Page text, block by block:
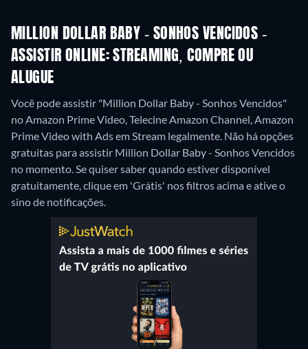
MILLION DOLLAR BABY - SONHOS VENCIDOS -
ASSISTIR ONLINE: STREAMING, COMPRE OU
ALUGUE
Você pode assistir "Million Dollar Baby - Sonhos Vencidos"
no Amazon Prime Video, Telecine Amazon Channel, Amazon
Prime Video with Ads em Stream legalmente. Não há opções
gratuitas para assistir Million Dollar Baby - Sonhos Vencidos
no momento. Se quiser saber quando estiver disponível
gratuitamente, clique em 'Grátis' nos filtros acima e ative o
sino de notificações.